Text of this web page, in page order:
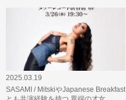
2025.03.19
SASAMI / MitskiやJapanese Breakfast